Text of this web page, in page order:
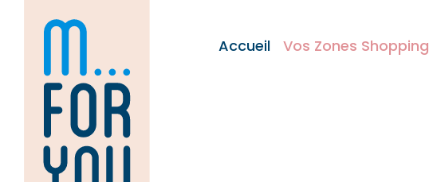
Accueil Vos Zones Shopping